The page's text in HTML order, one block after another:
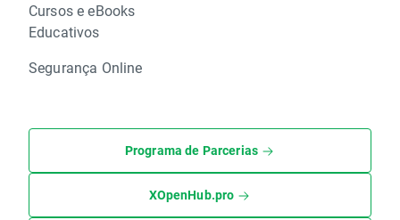
Cursos e eBooks
Educativos
Segurança Online
Programa de Parcerias
XOpenHub.pro